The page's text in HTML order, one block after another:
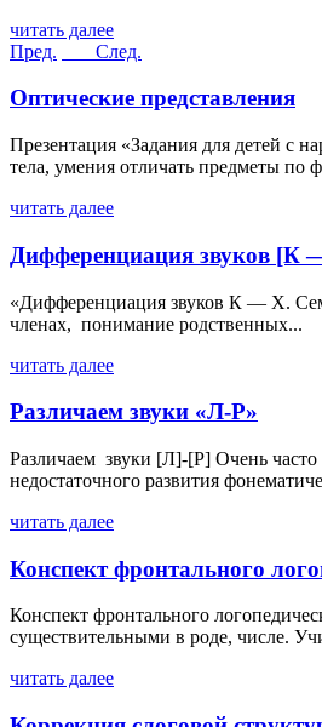
читать далее
Пред.
След.
Оптические представления
Презентация «Задания для детей с
тела, умения отличать предметы по
читать далее
Дифференциация звуков [К
«Дифференциация звуков К — Х.
членах, понимание родственных...
читать далее
Различаем звуки «Л-Р»
Различаем звуки [Л]-[Р] Очень часто
недостаточного развития
читать далее
Конспект фронтального
Конспект фронтального
существительными в роде, числе.
читать далее